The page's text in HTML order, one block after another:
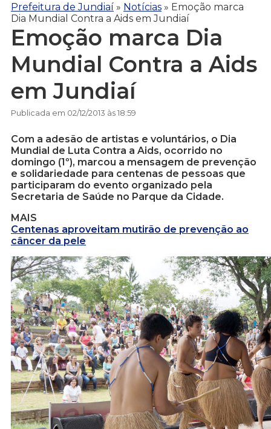
Prefeitura de Jundiaí » Notícias » Emoção marca
Dia Mundial Contra a Aids em Jundiaí
Emoção marca Dia
Mundial Contra a Aids
em Jundiaí
Publicada em 02/12/2013 às 18:59
Com a adesão de artistas e voluntários, o Dia
Mundial de Luta Contra a Aids, ocorrido no
domingo (1º), marcou a mensagem de prevenção
e solidariedade para centenas de pessoas que
participaram do evento organizado pela
Secretaria de Saúde no Parque da Cidade.
MAIS
Centenas aproveitam mutirão de prevenção ao
câncer da pele